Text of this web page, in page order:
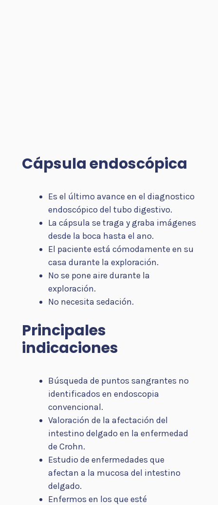
Cápsula endoscópica
Es el último avance en el diagnostico
endoscópico del tubo digestivo.
La cápsula se traga y graba imágenes
desde la boca hasta el ano.
El paciente está cómodamente en su
casa durante la exploración.
No se pone aire durante la
exploración.
No necesita sedación.
Principales
indicaciones
Búsqueda de puntos sangrantes no
identificados en endoscopia
convencional.
Valoración de la afectación del
intestino delgado en la enfermedad
de Crohn.
Estudio de enfermedades que
afectan a la mucosa del intestino
delgado.
Enfermos en los que esté